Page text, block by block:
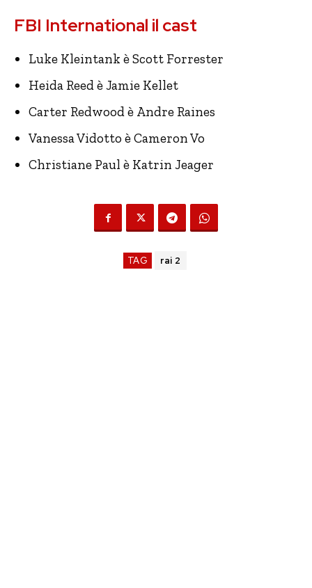
FBI International il cast
Luke Kleintank è Scott Forrester
Heida Reed è Jamie Kellet
Carter Redwood è Andre Raines
Vanessa Vidotto è Cameron Vo
Christiane Paul è Katrin Jeager
TAG rai 2